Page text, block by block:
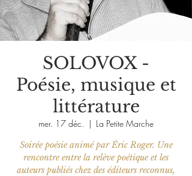
SOLOVOX -
Poésie, musique et
littérature
mer. 17 déc.
  |
La Petite Marche
Soirée poésie animé par Éric Roger. Une
rencontre entre la relève poétique et les
auteurs publiés chez des éditeurs reconnus,